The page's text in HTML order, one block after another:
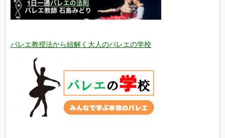
バレエ教授法から紐解く大人のバレエの学校